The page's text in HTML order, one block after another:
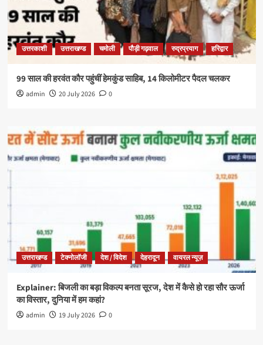
उत्तरकाशी उत्तराखण्ड चमोली पौड़ी गढ़वाल रुद्रप्रयाग हरिद्वार
99 साल की हरवंत कौर पहुंचीं हेमकुंड साहिब, 14 किलोमीटर पैदल चलकर
admin 20 July 2026 0
उत्तराखण्ड टेक्नोलॉजी देश / विदेश देहरादून वायरल न्यूज़
Explainer: बिजली का बड़ा विकल्प बनता सूरज, देश में कैसे हो रहा सौर ऊर्जा
का विस्तार, दुनिया में हम कहां?
admin 19 July 2026 0